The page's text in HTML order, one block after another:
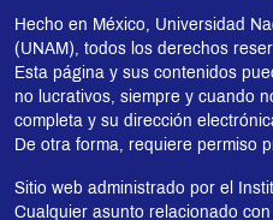
Hecho en México, Universidad
(UNAM), todos los derechos
Esta página y sus contenidos
no lucrativos, siempre y cuando
completa y su dirección
De otra forma, requiere permiso
Sitio web administrado por el
Cualquier asunto relacionado